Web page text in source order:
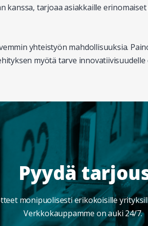
tarjoaa asiakkaille
yhteistyön mahdollisuuksia.
myötä tarve innovatiivisuudelle
Pyydä
monipuolisesti erikokoisille
Verkkokauppamme on auki 24/7.